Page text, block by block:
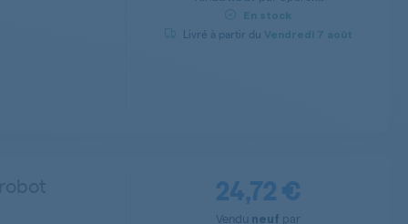
En stock
Livré à partir du Vendredi 7 août
24,72 €
Vendu neuf par